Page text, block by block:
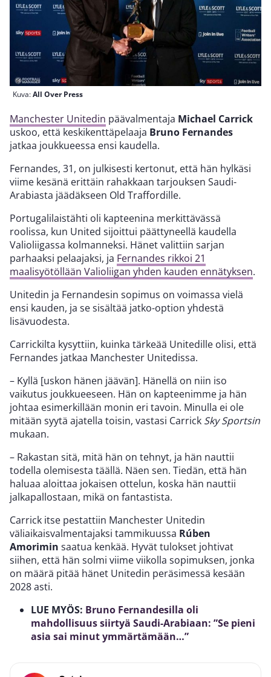
Kuva:All Over Press
Manchester Unitedin päävalmentaja Michael Carrick
uskoo, että keskikenttäpelaaja Bruno Fernandes
jatkaa joukkueessa ensi kaudella.
Fernandes, 31, on julkisesti kertonut, että hän hylkäsi
viime kesänä erittäin rahakkaan tarjouksen Saudi-
Arabiasta jäädäkseen Old Traffordille.
Portugalilaistähti oli kapteenina merkittävässä
roolissa, kun United sijoittui päättyneellä kaudella
Valioliigassa kolmanneksi. Hänet valittiin sarjan
parhaaksi pelaajaksi, ja Fernandes rikkoi 21
maalisyötöllään Valioliigan yhden kauden ennätyksen.
Unitedin ja Fernandesin sopimus on voimassa vielä
ensi kauden, ja se sisältää jatko-option yhdestä
lisävuodesta.
Carrickilta kysyttiin, kuinka tärkeää Unitedille olisi, että
Fernandes jatkaa Manchester Unitedissa.
– Kyllä [uskon hänen jäävän]. Hänellä on niin iso
vaikutus joukkueeseen. Hän on kapteenimme ja hän
johtaa esimerkillään monin eri tavoin. Minulla ei ole
mitään syytä ajatella toisin, vastasi Carrick Sky Sportsin
mukaan.
– Rakastan sitä, mitä hän on tehnyt, ja hän nauttii
todella olemisesta täällä. Näen sen. Tiedän, että hän
haluaa aloittaa jokaisen ottelun, koska hän nauttii
jalkapallostaan, mikä on fantastista.
Carrick itse pestattiin Manchester Unitedin
väliaikaisvalmentajaksi tammikuussa Rúben
Amorimin saatua kenkää. Hyvät tulokset johtivat
siihen, että hän solmi viime viikolla sopimuksen, jonka
on määrä pitää hänet Unitedin peräsimessä kesään
2028 asti.
LUE MYÖS: Bruno Fernandesilla oli
mahdollisuus siirtyä Saudi-Arabiaan: ”Se pieni
asia sai minut ymmärtämään…”